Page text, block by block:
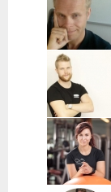
Oulu,
Kempele,
Haukipudas
Miika Salo |
Salo, Paimio,
Kaarina,
Turku, Raisio
Taneli
Leppänen |
Turku ja
lähikunnat